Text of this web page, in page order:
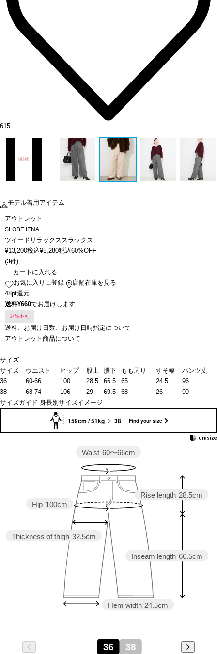
615
モデル着用アイテム
アウトレット
SLOBE IENA
ツイードリラックススラックス
¥13,200税込¥5,280税込60%OFF
(3件)
カートに入れる
お気に入りに登録
店舗在庫を見る
48pt還元
送料¥660でお届けします
返品不可
送料、お届け日数、お届け日時指定について
アウトレット商品について
サイズ
サイズ
ウエスト ヒップ 股上 股下 もも周り すそ幅
パンツ丈
36
60-66 100 28.5 66.5 65 24.5
96
38
68-74 106 29 69.5 68 26
99
サイズガイド 身長別サイズイメージ
159cm / 51kg 38 Find your size
Inseam length 66.5cm
Rise length 28.5cm
Hem width 24.5cm
Thickness of thigh 32.5cm
Hip 100cm
Waist 60〜66cm
36 38